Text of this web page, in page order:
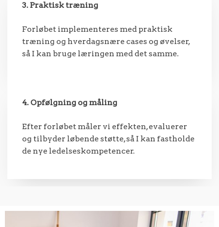
3. Praktisk træning
Forløbet implementeres med praktisk
træning og hverdagsnære cases og øvelser,
så I kan bruge læringen med det samme.
4. Opfølgning og måling
Efter forløbet måler vi effekten, evaluerer
og tilbyder løbende støtte, så I kan fastholde
de nye ledelseskompetencer.